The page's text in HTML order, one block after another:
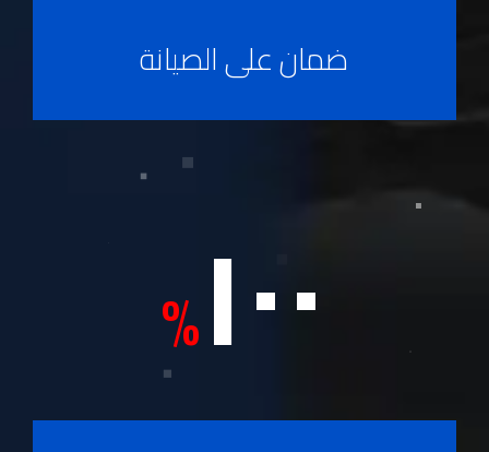
ضمان على الصيانة
١٠٠%